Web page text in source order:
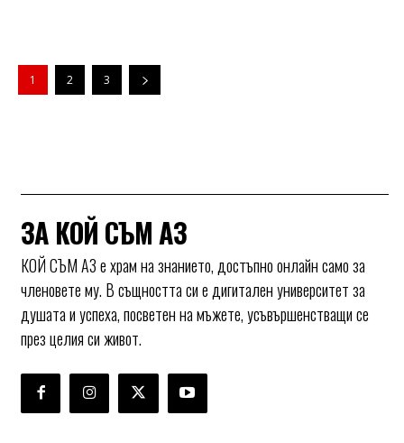
1 2 3
ЗА КОЙ СЪМ АЗ
КОЙ СЪМ АЗ е храм на знанието, достъпно онлайн само за
членовете му. В същността си е дигитален университет за
душата и успеха, посветен на мъжете, усъвършенстващи се
през целия си живот.